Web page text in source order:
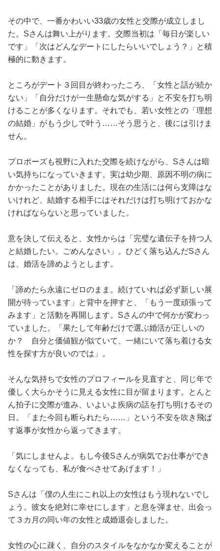
その中で、一番かわいい33歳の女性と交際が成立しまし
た。Sさんは舞い上がります。交際当初は「毎日が楽しい
です」「次はどんなデートにしたらいいでしょう？」と積
極的に動きます。
ところがデート３回目が終わったころ、「女性と話が続か
ない」「自分だけが一生懸命な気がする」と不安を打ち明
けることが多くなります。それでも、若い女性との「理想
の結婚」がもう少しで叶う……そう思うと、後には引けま
せん。
プロポーズも視野に入れた交際を続けながら、Sさんは暗
い気持ちになっていきます。実は幼少期、原因不明の病に
かかったことがありました。現在の生活には何ら支障はな
いけれど、結婚する相手にはそれだけは打ち明けておかな
ければならないと思っていました。
意を決して伝えると、女性からは「完璧な遺伝子を持つ人
と結婚したい。ごめんなさい」。ひどく落ち込んだSさん
は、婚活を諦めようとします。
「諦めたら永遠にゼロのまま。続けていれば必ず新しい展
開が待っています」と背中を押すと、「もう一度頑張って
みます」と活動を再開します。Sさんの中で何かが変わっ
ていました。「果たして年齢だけで選ぶ婚活が正しいの
か？ 自分と価値観が似ていて、一緒にいて落ち着ける女
性を探す方が良いのでは」。
そんな気持ちで女性のプロフィールを見直すと、同じ年で
優しく大らかそうに見える女性に目が留まります。とんと
ん拍子に交際が進み、いよいよ疾病の話を打ち明けるその
日。「また今回も断られたら……」という不安を吹き飛ば
す返事が女性から返ってきます。
「気にしませんよ。もし今後Sさんが病気でお仕事ができ
なくなっても、私が食べさせてあげます！」
Sさんは「僕の人生にこれ以上の女性はもう現れないでし
ょう。彼女を絶対に幸せにします」と息を弾ませ、出会っ
て３カ月の同い年の女性と成婚退会しました。
女性の心に疎く、自分のスタイルをなかなか変えることが